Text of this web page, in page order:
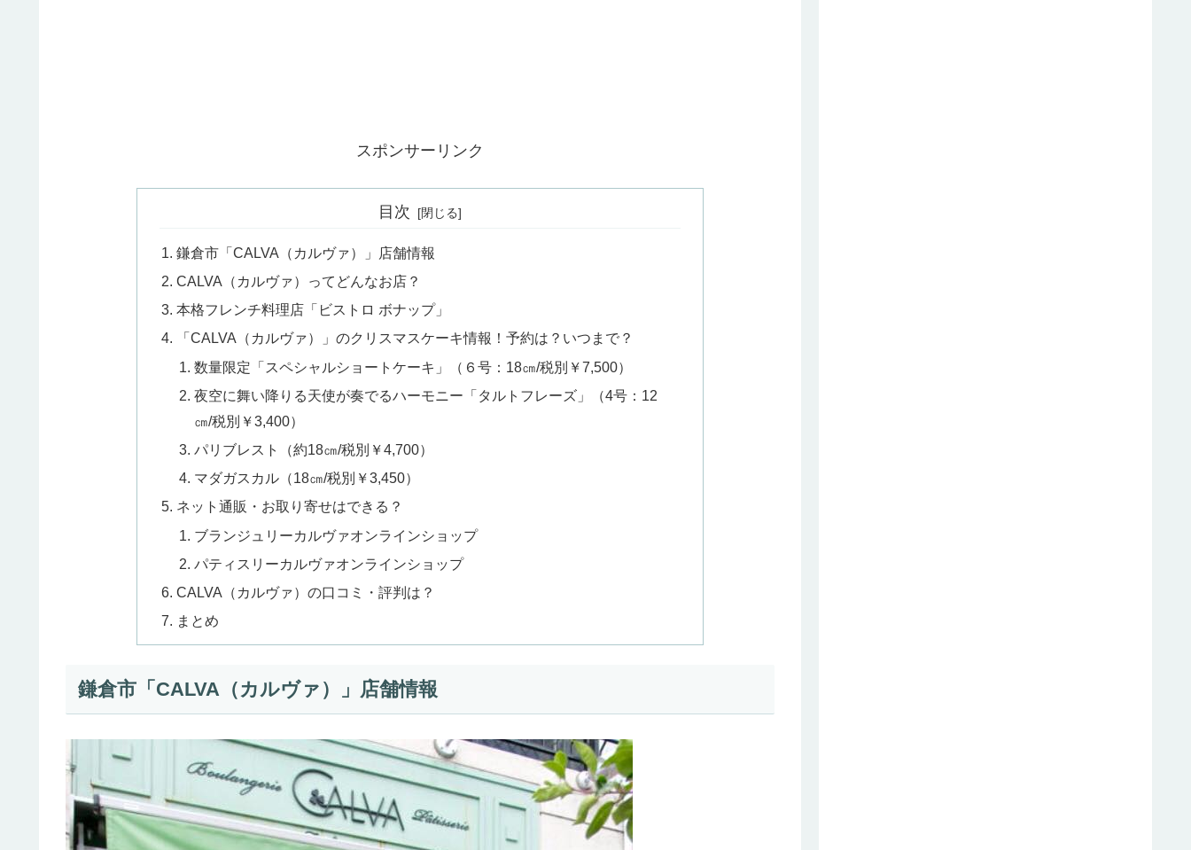
スポンサーリンク
目次
鎌倉市「CALVA（カルヴァ）」店舗情報
CALVA（カルヴァ）ってどんなお店？
本格フレンチ料理店「ビストロ ボナップ」
「CALVA（カルヴァ）」のクリスマスケーキ情報！予約は？いつまで？
数量限定「スペシャルショートケーキ」（６号：18㎝/税別￥7,500）
夜空に舞い降りる天使が奏でるハーモニー「タルトフレーズ」（4号：12
㎝/税別￥3,400）
パリブレスト（約18㎝/税別￥4,700）
マダガスカル（18㎝/税別￥3,450）
ネット通販・お取り寄せはできる？
ブランジュリーカルヴァオンラインショップ
パティスリーカルヴァオンラインショップ
CALVA（カルヴァ）の口コミ・評判は？
まとめ
鎌倉市「CALVA（カルヴァ）」店舗情報